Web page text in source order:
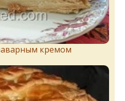
кремом